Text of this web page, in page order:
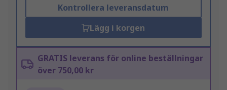
Kontrollera leveransdatum
Lägg i korgen
GRATIS leverans för online beställningar
över 750,00 kr